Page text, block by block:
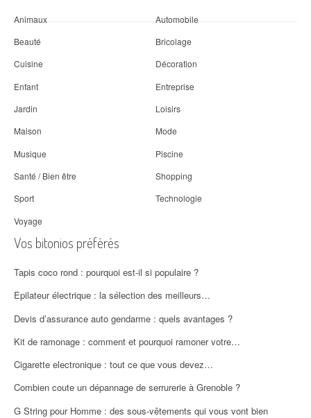
Animaux
Automobile
Beauté
Bricolage
Cuisine
Décoration
Enfant
Entreprise
Jardin
Loisirs
Maison
Mode
Musique
Piscine
Santé / Bien être
Shopping
Sport
Technologie
Voyage
Vos bitonios préférés
Tapis coco rond : pourquoi est-il si populaire ?
Epilateur électrique : la sélection des meilleurs…
Devis d’assurance auto gendarme : quels avantages ?
Kit de ramonage : comment et pourquoi ramoner votre…
Cigarette electronique : tout ce que vous devez…
Combien coute un dépannage de serrurerie à Grenoble ?
G String pour Homme : des sous-vêtements qui vous vont bien